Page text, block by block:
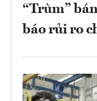
“Trùm”
báo rủi ro